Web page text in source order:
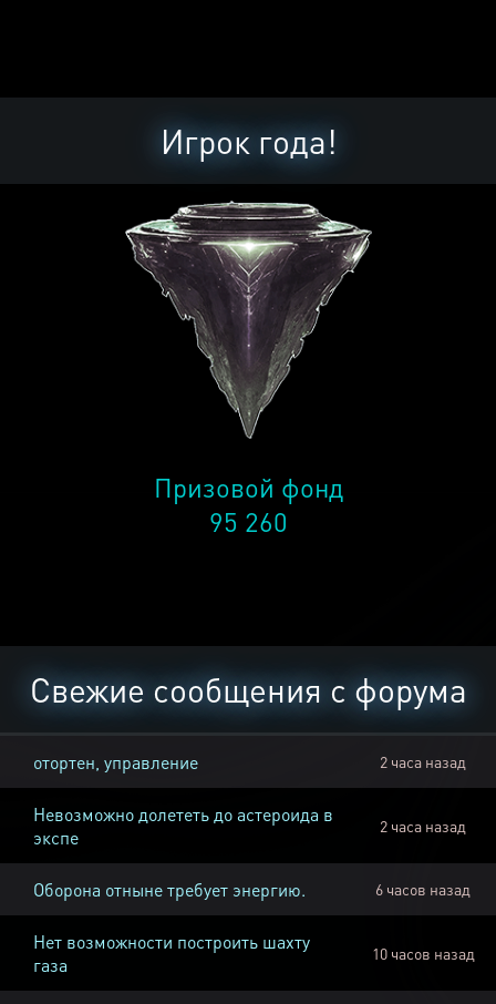
Игрок года!
Призовой фонд
95 260
Свежие сообщения с форума
отортен, управление 2 часа назад
Невозможно долететь до астероида в
экспе
2 часа назад
Оборона отныне требует энергию. 6 часов назад
Нет возможности построить шахту
газа
10 часов назад